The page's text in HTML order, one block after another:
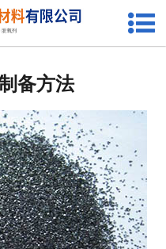
网站首页
新闻中心
联系我们
备方法